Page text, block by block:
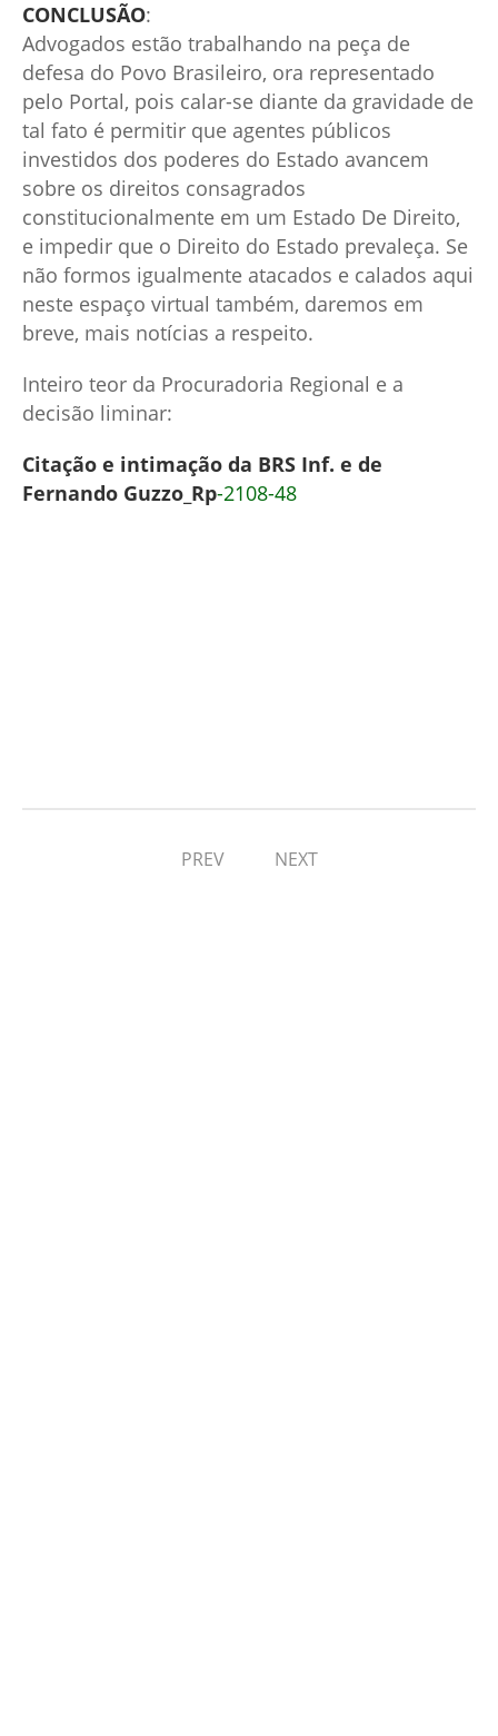
CONCLUSÃO:
Advogados estão trabalhando na peça de
defesa do Povo Brasileiro, ora representado
pelo Portal, pois calar-se diante da gravidade de
tal fato é permitir que agentes públicos
investidos dos poderes do Estado avancem
sobre os direitos consagrados
constitucionalmente em um Estado De Direito,
e impedir que o Direito do Estado prevaleça. Se
não formos igualmente atacados e calados aqui
neste espaço virtual também, daremos em
breve, mais notícias a respeito.
Inteiro teor da Procuradoria Regional e a
decisão liminar:
Citação e intimação da BRS Inf. e de
Fernando Guzzo_Rp-2108-48
PREV NEXT